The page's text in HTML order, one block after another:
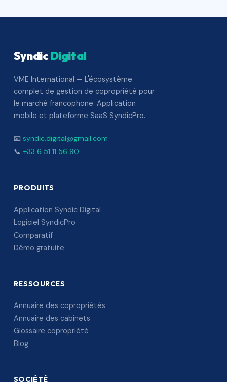
SyndicDigital
VME International — L'écosystème
complet de gestion de copropriété pour
le marché francophone. Application
mobile et plateforme SaaS SyndicPro.
📧 syndic.digital@gmail.com
📞 +33 6 51 11 56 90
PRODUITS
Application Syndic Digital
Logiciel SyndicPro
Comparatif
Démo gratuite
RESSOURCES
Annuaire des copropriétés
Annuaire des cabinets
Glossaire copropriété
Blog
SOCIÉTÉ